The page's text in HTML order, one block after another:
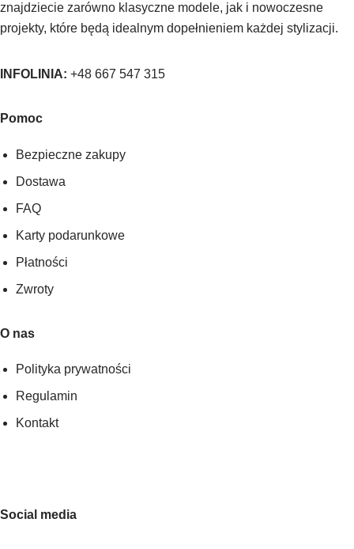
znajdziecie zarówno klasyczne modele, jak i nowoczesne
projekty, które będą idealnym dopełnieniem każdej stylizacji.
INFOLINIA: +48 667 547 315
Pomoc
Bezpieczne zakupy
Dostawa
FAQ
Karty podarunkowe
Płatności
Zwroty
O nas
Polityka prywatności
Regulamin
Kontakt
Social media